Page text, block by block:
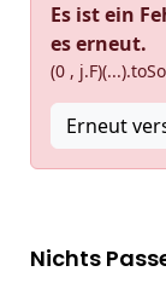
Es ist ein
es erneut.
(0 ,
Erneut
Nichts